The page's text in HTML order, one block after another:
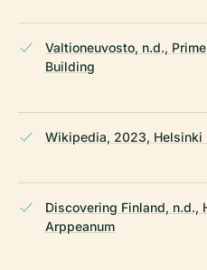
Valtioneuvosto, n.d.,
Building
Wikipedia, 2023, Helsinki
Discovering Finland, n.d.,
Arppeanum